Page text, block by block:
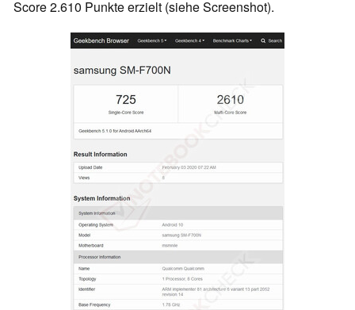
Score 2.610 Punkte erzielt (siehe Screenshot).